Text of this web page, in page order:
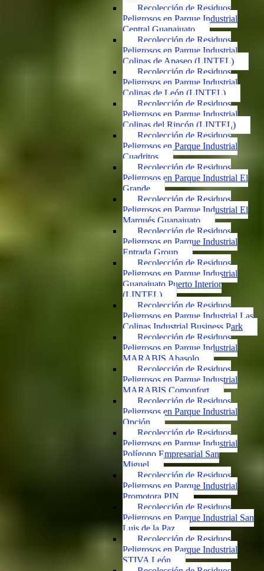
Recolección de Residuos
Peligrosos en Parque Industrial
Central Guanajuato
Recolección de Residuos
Peligrosos en Parque Industrial
Colinas de Apaseo (LINTEL)
Recolección de Residuos
Peligrosos en Parque Industrial
Colinas de León (LINTEL)
Recolección de Residuos
Peligrosos en Parque Industrial
Colinas del Rincón (LINTEL)
Recolección de Residuos
Peligrosos en Parque Industrial
Cuadritos
Recolección de Residuos
Peligrosos en Parque Industrial El
Grande
Recolección de Residuos
Peligrosos en Parque Industrial El
Marqués Guanajuato
Recolección de Residuos
Peligrosos en Parque Industrial
Entrada Group
Recolección de Residuos
Peligrosos en Parque Industrial
Guanajuato Puerto Interior
(LINTEL)
Recolección de Residuos
Peligrosos en Parque Industrial Las
Colinas Industrial Business Park
Recolección de Residuos
Peligrosos en Parque Industrial
MARABIS Abasolo
Recolección de Residuos
Peligrosos en Parque Industrial
MARABIS Comonfort
Recolección de Residuos
Peligrosos en Parque Industrial
Opción
Recolección de Residuos
Peligrosos en Parque Industrial
Polígono Empresarial San
Miguel
Recolección de Residuos
Peligrosos en Parque Industrial
Promotora PIN
Recolección de Residuos
Peligrosos en Parque Industrial San
Luis de la Paz
Recolección de Residuos
Peligrosos en Parque Industrial
STIVA León